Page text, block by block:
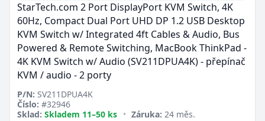
StarTech.com 2 Port DisplayPort KVM Switch, 4K
60Hz, Compact Dual Port UHD DP 1.2 USB Desktop
KVM Switch w/ Integrated 4ft Cables & Audio, Bus
Powered & Remote Switching, MacBook ThinkPad -
4K KVM Switch w/ Audio (SV211DPUA4K) - přepínač
KVM / audio - 2 porty
P/N: SV211DPUA4K
Číslo: #32946
Sklad: Skladem 11–50 ks • Záruka: 24 měs.